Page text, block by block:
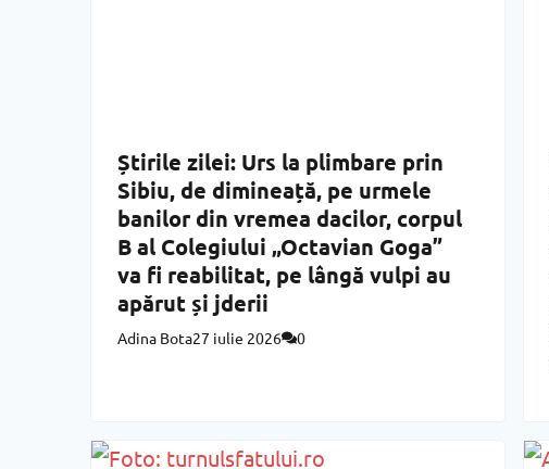
Știrile zilei: Urs la plimbare prin
Sibiu, de dimineață, pe urmele
banilor din vremea dacilor, corpul
B al Colegiului „Octavian Goga”
va fi reabilitat, pe lângă vulpi au
apărut și jderii
Adina Bota27 iulie 2026 0